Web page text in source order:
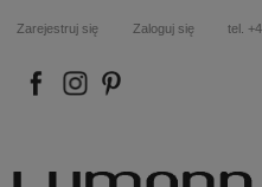
Zarejestruj się Zaloguj się tel.
FB IN P